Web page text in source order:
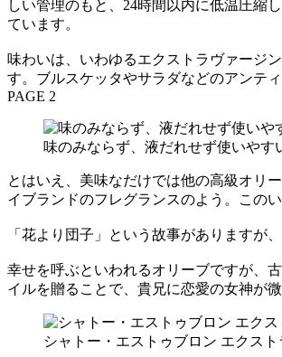
しい管理のもと、24時間以内に低温圧縮
ています。
味わいは、いわゆるエクストラヴァージ
す。ブルスケッタやサラダなどのアンテ
PAGE 2
味のみならず、液だれせず使いやす
とはいえ、美味なだけでは他の高級オリ
イブランドのフレグランスのよう。この
「花より団子」という故事がありますが
幸せを呼ぶといわれるオリーブですが、
イルを贈ることで、貴兄に恋愛の女神が
シャトー・エストゥブロン エクス